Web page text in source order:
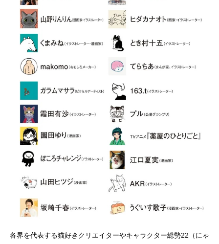
各界を代表する猫好きクリエイターやキャラクター総勢22（にゃ